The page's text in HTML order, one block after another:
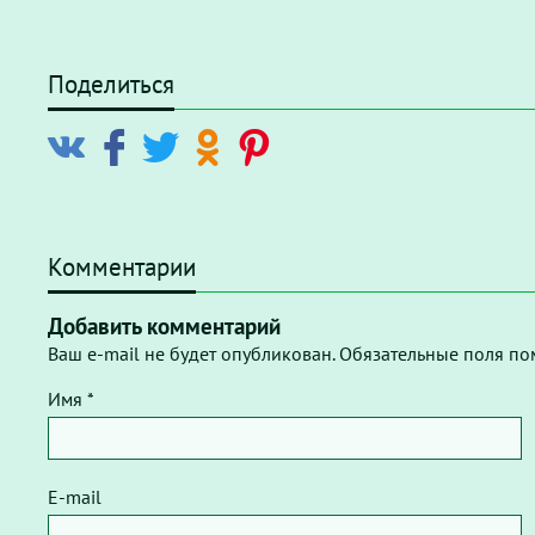
Поделиться
Комментарии
Добавить комментарий
Ваш e-mail не будет опубликован. Обязательные поля
Имя *
E-mail